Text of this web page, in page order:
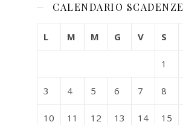
CALENDARIO SCADENZE
L M M G V S
1
3 4 5 6 7 8
10 11 12 13 14 15